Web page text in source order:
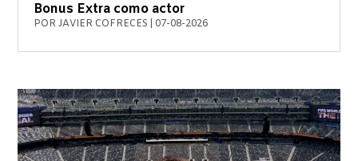
Bonus Extra como actor
PORJAVIER COFRECES 07-08-2026